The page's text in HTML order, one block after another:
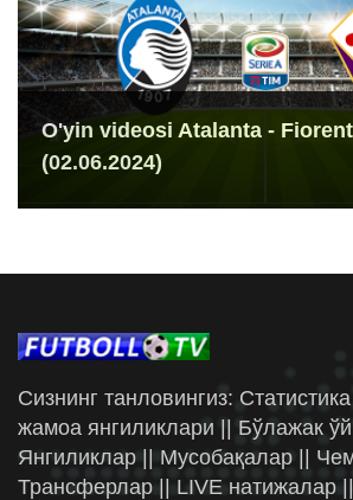
O'yin videosi Atalanta -
(02.06.2024)
Сизнинг танловингиз:
жамоа янгиликлари || Бўлажак
Янгиликлар || Мусобақалар ||
Трансферлар || LIVE натижалар